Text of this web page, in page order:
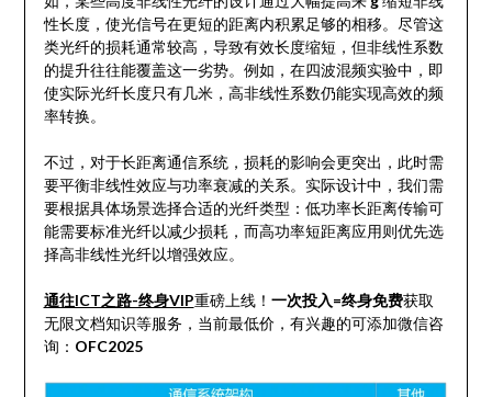
性长度，使光信号在更短的距离内积累足够的相移。尽管这
类光纤的损耗通常较高，导致有效长度缩短，但非线性系数
的提升往往能覆盖这一劣势。例如，在四波混频实验中，即
使实际光纤长度只有几米，高非线性系数仍能实现高效的频
率转换。
不过，对于长距离通信系统，损耗的影响会更突出，此时需
要平衡非线性效应与功率衰减的关系。实际设计中，我们需
要根据具体场景选择合适的光纤类型：低功率长距离传输可
能需要标准光纤以减少损耗，而高功率短距离应用则优先选
择高非线性光纤以增强效应。
通往ICT之路-终身VIP重磅上线！ 一次投入=终身免费获取
无限文档知识等服务，当前最低价，有兴趣的可添加微信咨
询： OFC2025